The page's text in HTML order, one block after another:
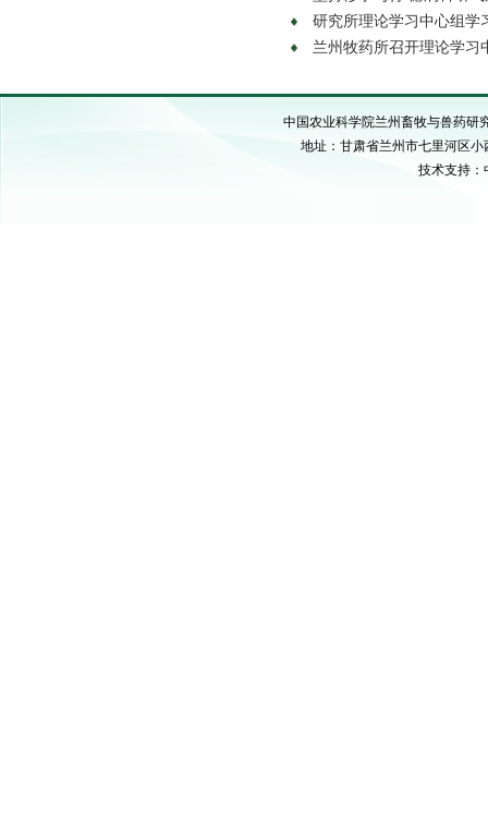
研究所理论学习中心组学
兰州牧药所召开理论学习
中国农业科学院兰州畜牧与兽药研
地址：甘肃省兰州市七里河区小
技术支持